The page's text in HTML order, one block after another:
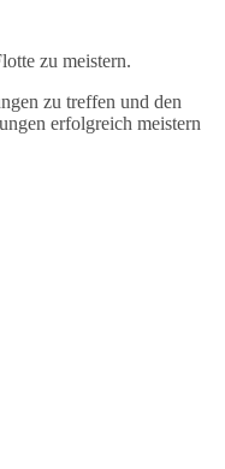
zu meistern.
zu treffen und den
erfolgreich meistern